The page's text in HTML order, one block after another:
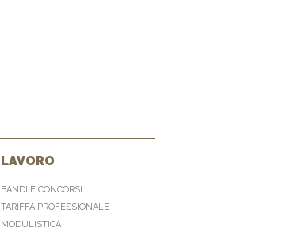
LAVORO
BANDI E CONCORSI
TARIFFA PROFESSIONALE
MODULISTICA